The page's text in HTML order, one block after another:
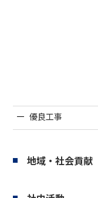
優良工事
地域・社会貢献